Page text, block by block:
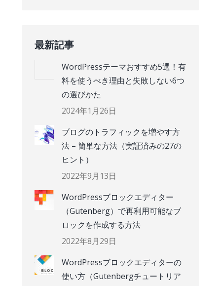
最新記事
WordPressテーマおすすめ5選！有
料を使うべき理由と失敗しない6つ
の選びかた
2024年1月26日
ブログのトラフィックを増やす方
法 – 簡単な方法（実証済みの27の
ヒント）
2022年9月13日
WordPressブロックエディター
（Gutenberg）で再利用可能なブ
ロックを作成する方法
2022年8月29日
WordPressブロックエディターの
使い方（Gutenbergチュートリア